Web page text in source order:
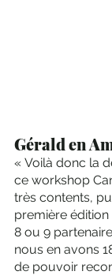
Gérald en
« Voilà donc la
ce workshop
très contents,
première
8 ou 9
nous en avons
de pouvoir